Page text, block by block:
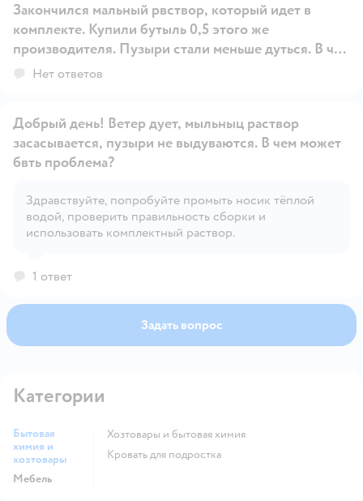
Открыть вопрос
Закончился мальный рвствор, который идет в
комплекте. Купили бутыль 0,5 этого же
производителя. Пузыри стали меньше дуться. В чем
причина? Помогите разобраться
Нет ответов
Открыть вопрос
Добрый день! Ветер дует, мыльныц раствор
засасывается, пузыри не выдуваются. В чем может
бвть проблема?
Здравствуйте, попробуйте промыть носик тёплой
водой, проверить правильность сборки и
использовать комплектный раствор.
1 ответ
Задать вопрос
Категории
Бытовая
химия и
хозтовары
Мебель
Хозтовары и бытовая химия
Кровать для подростка